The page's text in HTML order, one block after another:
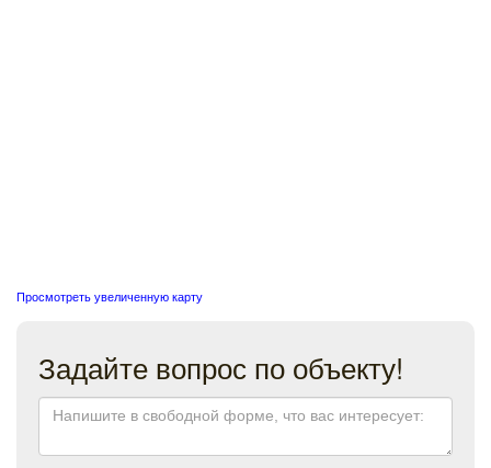
Просмотреть увеличенную карту
Задайте вопрос по объекту!